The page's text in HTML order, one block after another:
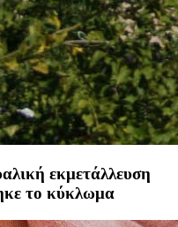
εκμετάλλευση
το κύκλωμα